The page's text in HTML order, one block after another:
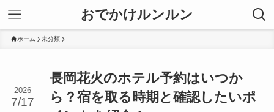
おでかけルンルン
ホーム 未分類
長岡花火のホテル予約はいつか
ら？宿を取る時期と確認したいポ
2026
7/17